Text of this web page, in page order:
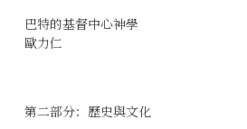
巴特的基督中心神學
歐力仁
第二部分：歷史與文化